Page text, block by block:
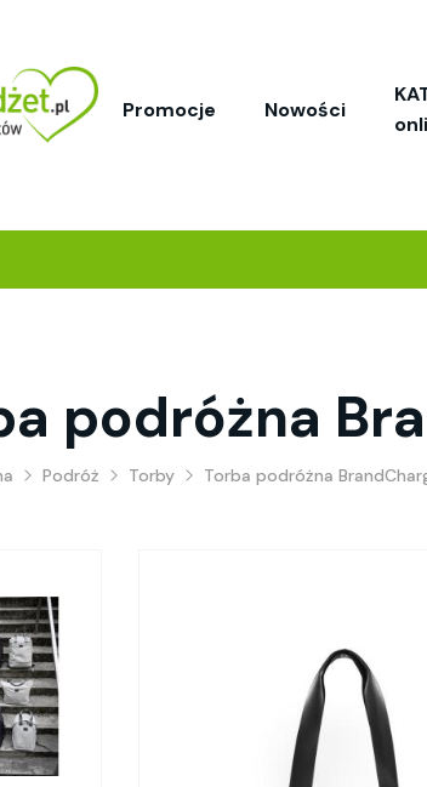
Promocje Nowości
podróżna
Podróż Torby Torba podróżna